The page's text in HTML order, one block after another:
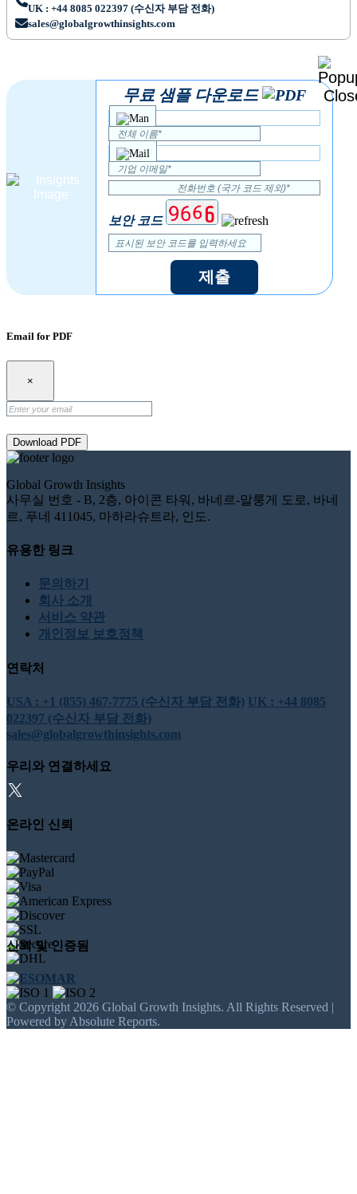
UK : +44 8085 022397 (수신자 부담 전화)
sales@globalgrowthinsights.com
무료 샘플 다운로드
보안 코드
제출
Email for PDF
×
Download PDF
Global Growth Insights
사무실 번호 - B, 2층, 아이콘 타워, 바네르-말룽게 도로, 바네
르, 푸네 411045, 마하라슈트라, 인도.
유용한 링크
문의하기
회사 소개
서비스 약관
개인정보 보호정책
연락처
USA : +1 (855) 467-7775 (수신자 부담 전화) UK : +44 8085
022397 (수신자 부담 전화)
sales@globalgrowthinsights.com
우리와 연결하세요
온라인 신뢰
신뢰 및 인증됨
© Copyright 2026 Global Growth Insights. All Rights Reserved |
Powered by Absolute Reports.